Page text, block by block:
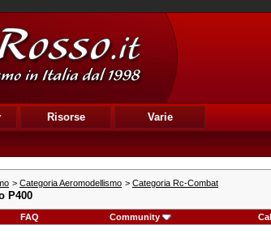
Risorse Varie
> Categoria Aeromodellismo > Categoria Rc-Combat
P400
FAQ Community